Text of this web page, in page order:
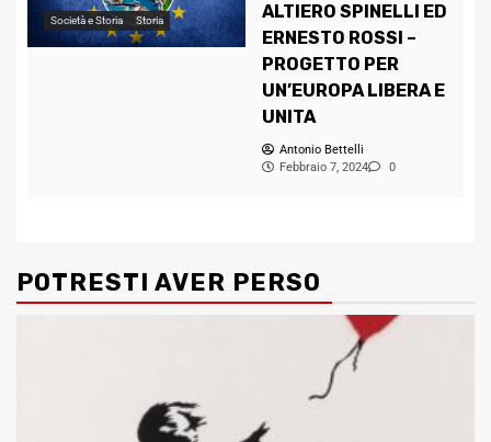
Società e Storia Storia
ALTIERO SPINELLI ED
ERNESTO ROSSI –
PROGETTO PER
UN’EUROPA LIBERA E
UNITA
Antonio Bettelli
Febbraio 7, 2024
0
POTRESTI AVER PERSO